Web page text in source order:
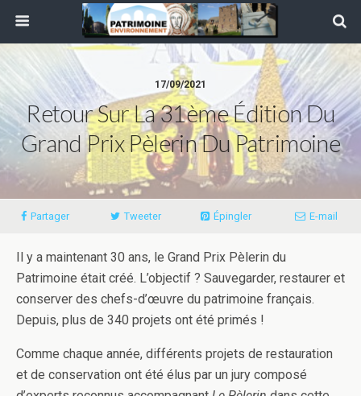
17/09/2021
Retour Sur La 31ème Édition Du
Grand Prix Pèlerin Du Patrimoine
Partager Tweeter Épingler E-mail
Il y a maintenant 30 ans, le Grand Prix Pèlerin du
Patrimoine était créé. L’objectif ? Sauvegarder, restaurer et
conserver des chefs-d’œuvre du patrimoine français.
Depuis, plus de 340 projets ont été primés !
Comme chaque année, différents projets de restauration
et de conservation ont été élus par un jury composé